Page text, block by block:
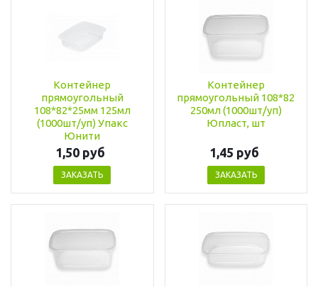
Контейнер
прямоугольный
108*82*25мм 125мл
(1000шт/уп) Упакс
Юнити
1,50 руб
ЗАКАЗАТЬ
Контейнер
прямоугольный 108*82
250мл (1000шт/уп)
Юпласт, шт
1,45 руб
ЗАКАЗАТЬ